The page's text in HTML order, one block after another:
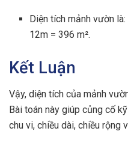
Diện tích mảnh vườn
12m = 396 m².
Kết Luận
Vậy, diện tích của mảnh
Bài toán này giúp củng cố
chu vi, chiều dài, chiều rộng